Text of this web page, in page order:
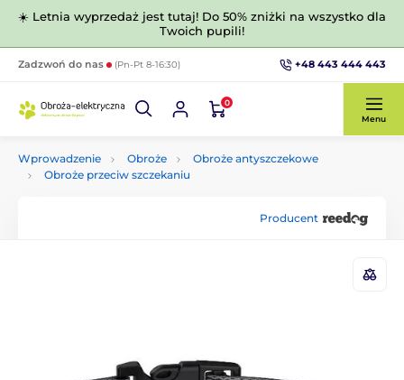
☀️ Letnia wyprzedaż jest tutaj! Do 50% zniżki na wszystko dla
Twoich pupili!
Zadzwoń do nas (Pn-Pt 8-16:30) +48 443 444 443
0
Menu
Wprowadzenie Obroże
Obroże antyszczekowe
Obroże przeciw szczekaniu
Producent